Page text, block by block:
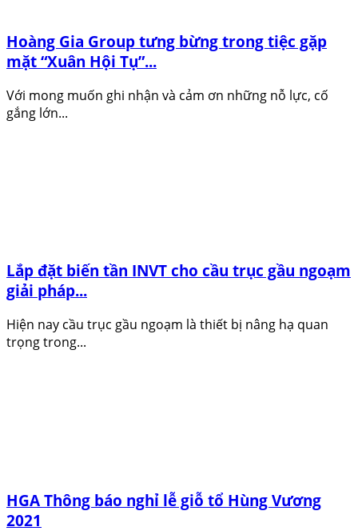
Hoàng Gia Group tưng bừng trong tiệc gặp
mặt “Xuân Hội Tụ”...
Với mong muốn ghi nhận và cảm ơn những nỗ lực, cố
gắng lớn...
Lắp đặt biến tần INVT cho cầu trục gầu ngoạm
giải pháp...
Hiện nay cầu trục gầu ngoạm là thiết bị nâng hạ quan
trọng trong...
HGA Thông báo nghỉ lễ giỗ tổ Hùng Vương
2021